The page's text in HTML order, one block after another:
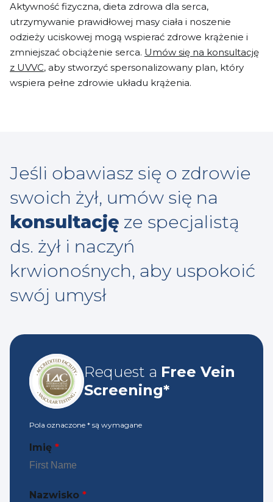
Aktywność fizyczna, dieta zdrowa dla serca,
utrzymywanie prawidłowej masy ciała i noszenie
odzieży uciskowej mogą wspierać zdrowe krążenie i
zmniejszać obciążenie serca. Umów się na konsultację
z UVVC, aby stworzyć spersonalizowany plan, który
wspiera pełne zdrowie układu krążenia.
Jeśli obawiasz się o zdrowie
swoich żył, umów się na
konsultację ze specjalistą
ds. żył i naczyń
krwionośnych, aby uspokoić
swój umysł
Request a Free Vein
Screening*
Pola oznaczone * są wymagane
Imię *
Nazwisko *